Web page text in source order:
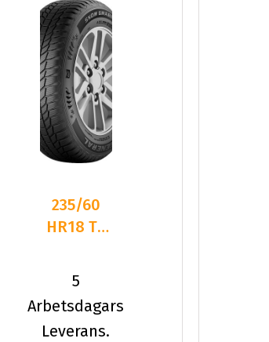
235/60
HR18 TL
SNOW
PLUS XL
5
Arbetsdagars
Leverans.